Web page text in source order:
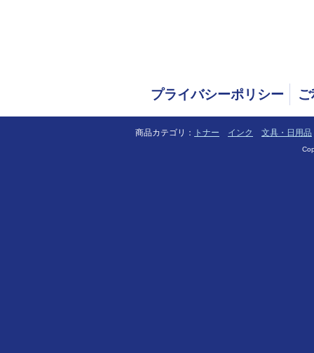
プライバシーポリシー
商品カテゴリ： トナー インク 文具・日用品